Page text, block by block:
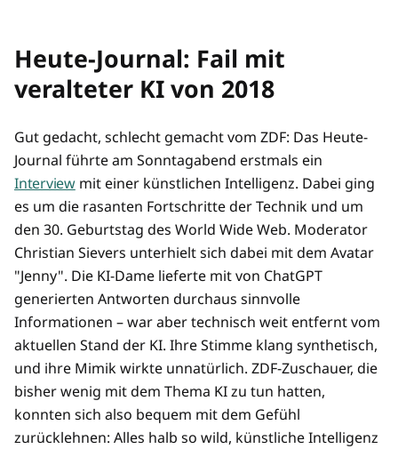
Heute-Journal: Fail mit
veralteter KI von 2018
Gut gedacht, schlecht gemacht vom ZDF: Das Heute-
Journal führte am Sonntagabend erstmals ein
Interviewmit einer künstlichen Intelligenz. Dabei ging
es um die rasanten Fortschritte der Technik und um
den 30. Geburtstag des World Wide Web. Moderator
Christian Sievers unterhielt sich dabei mit dem Avatar
"Jenny". Die KI-Dame lieferte mit von ChatGPT
generierten Antworten durchaus sinnvolle
Informationen – war aber technisch weit entfernt vom
aktuellen Stand der KI. Ihre Stimme klang synthetisch,
und ihre Mimik wirkte unnatürlich. ZDF-Zuschauer, die
bisher wenig mit dem Thema KI zu tun hatten,
konnten sich also bequem mit dem Gefühl
zurücklehnen: Alles halb so wild, künstliche Intelligenz